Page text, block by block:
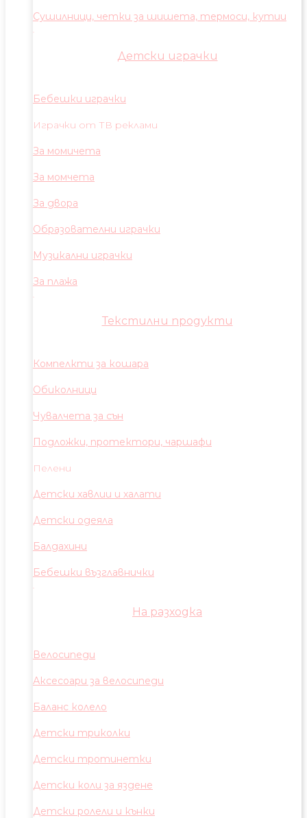
Сушилници, четки за шишета, термоси, кутии
Детски играчки
Бебешки играчки
Играчки от ТВ реклами
За момичета
За момчета
За двора
Образователни играчки
Музикални играчки
За плажа
Текстилни продукти
Компелкти за кошара
Обиколници
Чувалчета за сън
Подложки, протектори, чаршафи
Пелени
Детски хавлии и халати
Детски одеяла
Балдахини
Бебешки възглавнички
На разходка
Велосипеди
Аксесоари за велосипеди
Баланс колело
Детски триколки
Детски тротинетки
Детски коли за яздене
Детски ролели и кънки